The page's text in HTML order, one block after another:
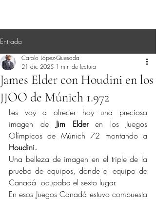
Entrada
James Elder con Houdini en los
JJOO de Múnich 1.972
Carolo López-Quesada
21 dic 2025 1 min de lectura
Les voy a ofrecer hoy una preciosa
imagen de Jim Elder en los Juegos
Houdini.
Una belleza de imagen en el triple de la
prueba de equipos, donde el equipo de
Canadá  ocupaba el sexto lugar.
En esos Juegos Canadá estuvo compuesta